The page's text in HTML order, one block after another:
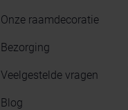
Onze raamdecoratie
Bezorging
Veelgestelde vragen
Blog